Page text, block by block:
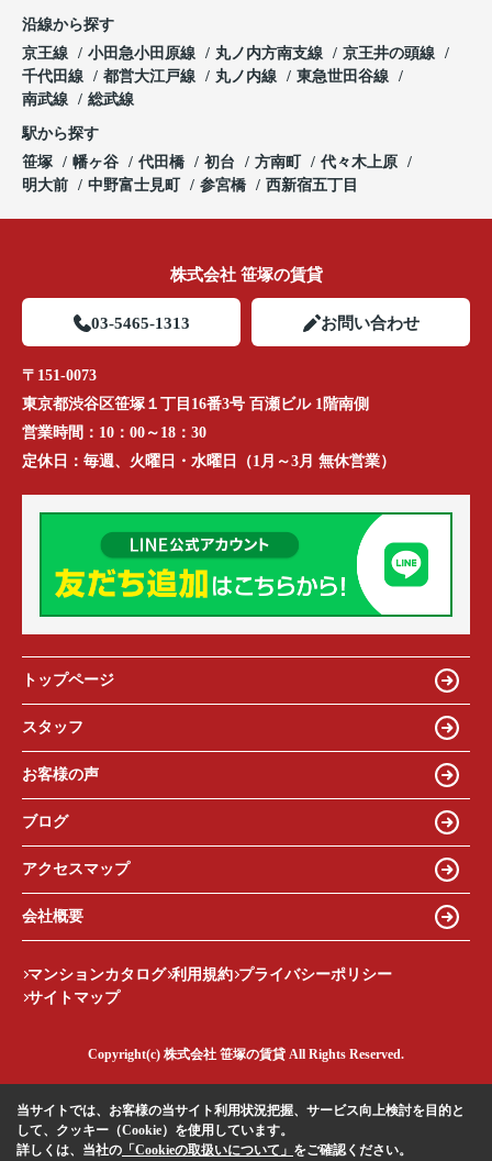
沿線から探す
京王線
小田急小田原線 丸ノ内方南支線
京王井の頭線
千代田線
都営大江戸線 丸ノ内線
東急世田谷線
南武線
総武線
駅から探す
笹塚
幡ヶ谷 代田橋 初台 方南町
代々木上原
明大前
中野富士見町 参宮橋 西新宿五丁目
株式会社 笹塚の賃貸
03-5465-1313 お問い合わせ
〒151-0073
東京都渋谷区笹塚１丁目16番3号 百瀬ビル 1階南側
営業時間： 10：00～18：30
定休日： 毎週、火曜日・水曜日（1月～3月 無休営業）
トップページ
スタッフ
お客様の声
ブログ
アクセスマップ
会社概要
マンションカタログ 利用規約 プライバシーポリシー
サイトマップ
Copyright(c) 株式会社 笹塚の賃貸 All Rights Reserved.
当サイトでは、お客様の当サイト利用状況把握、サービス向上検討を目的と
して、クッキー（Cookie）を使用しています。
詳しくは、当社の 「Cookieの取扱いについて」 をご確認ください。